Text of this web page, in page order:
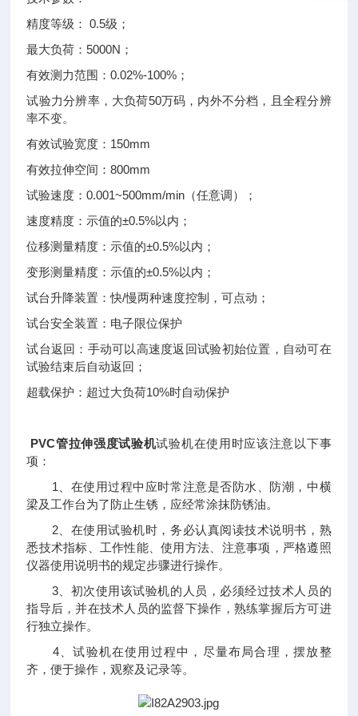
精度等级： 0.5级；
最大负荷：5000N；
有效测力范围：0.02%-100%；
试验力分辨率，大负荷50万码，内外不分档，且全程分辨
率不变。
有效试验宽度：150mm
有效拉伸空间：800mm
试验速度：0.001~500mm/min（任意调）；
速度精度：示值的±0.5%以内；
位移测量精度：示值的±0.5%以内；
变形测量精度：示值的±0.5%以内；
试台升降装置：快/慢两种速度控制，可点动；
试台安全装置：电子限位保护
试台返回：手动可以高速度返回试验初始位置，自动可在
试验结束后自动返回；
超载保护：超过大负荷10%时自动保护
PVC管拉伸强度试验机试验机在使用时应该注意以下事
项：
1、在使用过程中应时常注意是否防水、防潮，中横
梁及工作台为了防止生锈，应经常涂抹防锈油。
2、在使用试验机时，务必认真阅读技术说明书，熟
悉技术指标、工作性能、使用方法、注意事项，严格遵照
仪器使用说明书的规定步骤进行操作。
3、初次使用该试验机的人员，必须经过技术人员的
指导后，并在技术人员的监督下操作，熟练掌握后方可进
行独立操作。
4、试验机在使用过程中，尽量布局合理，摆放整
齐，便于操作，观察及记录等。